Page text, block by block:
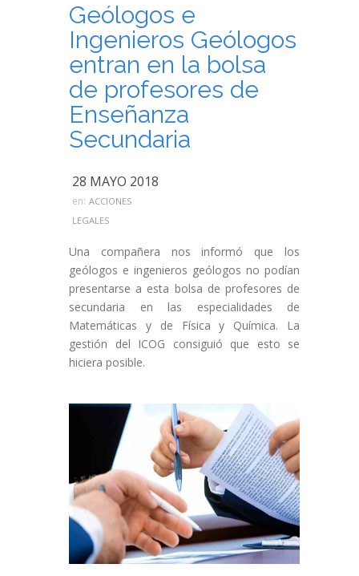
Geólogos e
Ingenieros Geólogos
entran en la bolsa
de profesores de
Enseñanza
Secundaria
28 MAYO 2018
en: ACCIONES
LEGALES
Una compañera nos informó que los
geólogos e ingenieros geólogos no podían
presentarse a esta bolsa de profesores de
secundaria en las especialidades de
Matemáticas y de Física y Química. La
gestión del ICOG consiguió que esto se
hiciera posible.